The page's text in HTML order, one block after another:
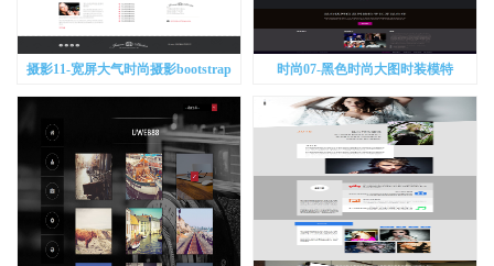
摄影11-宽屏大气时尚摄影bootstrap
时尚07-黑色时尚大图时装模特
bootstrap